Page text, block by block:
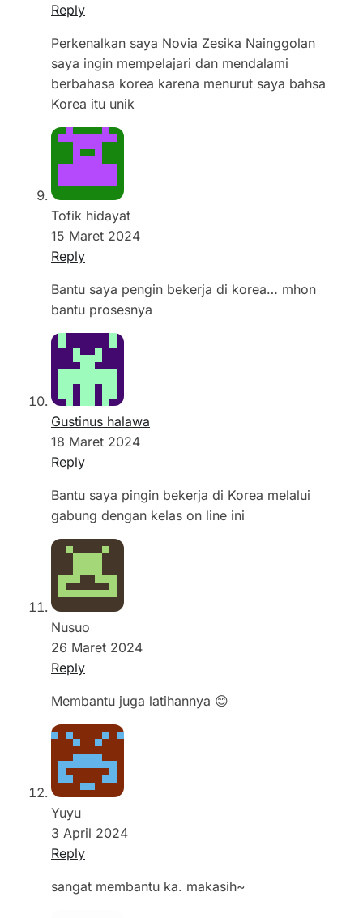
Reply
Perkenalkan saya Novia Zesika Nainggolan
saya ingin mempelajari dan mendalami
berbahasa korea karena menurut saya bahsa
Korea itu unik
Tofik hidayat
15 Maret 2024
Reply
Bantu saya pengin bekerja di korea… mhon
bantu prosesnya
Gustinus halawa
18 Maret 2024
Reply
Bantu saya pingin bekerja di Korea melalui
gabung dengan kelas on line ini
Nusuo
26 Maret 2024
Reply
Membantu juga latihannya 😊
Yuyu
3 April 2024
Reply
sangat membantu ka. makasih~